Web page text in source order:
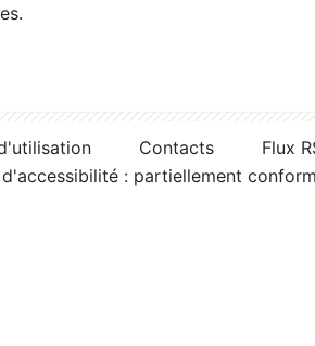
Contacts
Flux
: partiellement